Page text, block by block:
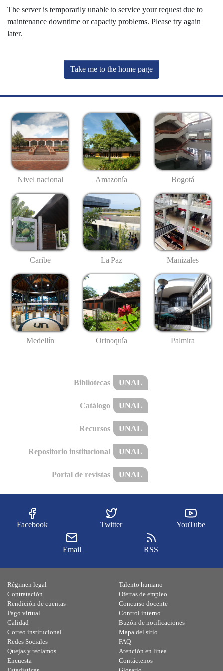
The server is temporarily unable to service your request due to
maintenance downtime or capacity problems. Please try again
later.
Take me to the home page
Nivel nacional Amazonía Bogotá
Caribe La Paz Manizales
Medellín Orinoquía Palmira
Bibliotecas UNAL
Catálogo UNAL
Recursos UNAL
Repositorio institucional UNAL
Portal de revistas UNAL
Facebook Twitter YouTube
Email RSS
Régimen legal
Contratación
Rendición de cuentas
Pago virtual
Calidad
Talento humano
Ofertas de empleo
Concurso docente
Control interno
Buzón de notificaciones
Correo institucional
Redes Sociales
Quejas y reclamos
Encuesta
Mapa del sitio
FAQ
Atención en línea
Contáctenos